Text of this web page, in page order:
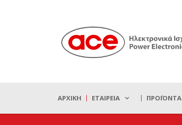
ΑΡΧΙΚΉ ΕΤΑΙΡΕΊΑ ΠΡΟΪΌΝΤΑ